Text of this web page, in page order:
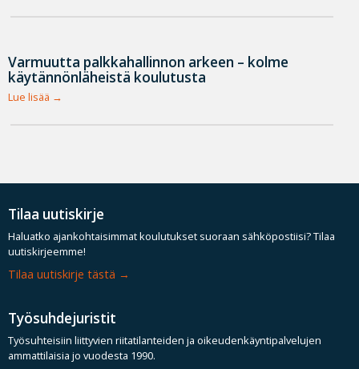
Varmuutta palkkahallinnon arkeen – kolme
käytännönläheistä koulutusta
Lue lisää
Tilaa uutiskirje
Haluatko ajankohtaisimmat koulutukset suoraan sähköpostiisi? Tilaa
uutiskirjeemme!
Tilaa uutiskirje tästä
Työsuhdejuristit
Työsuhteisiin liittyvien riitatilanteiden ja oikeudenkäyntipalvelujen
ammattilaisia jo vuodesta 1990.